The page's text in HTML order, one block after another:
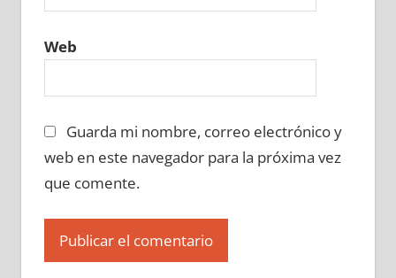
Web
Guarda mi nombre, correo electrónico y
web en este navegador para la próxima vez
que comente.